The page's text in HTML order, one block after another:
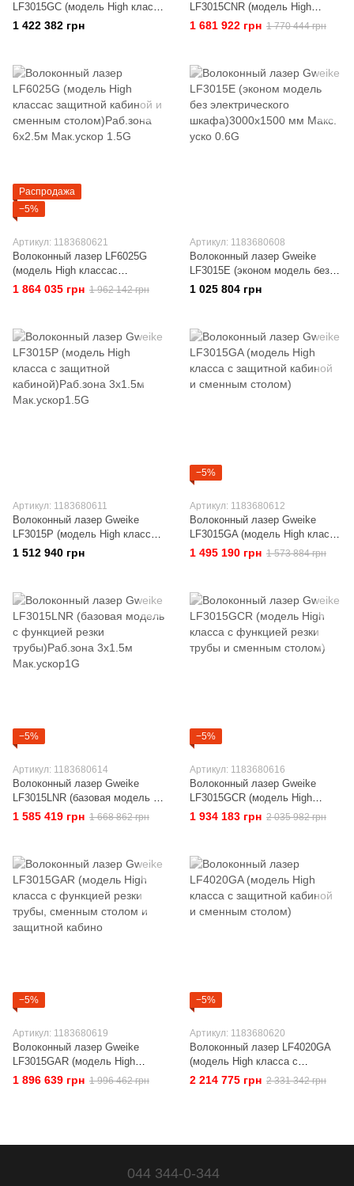
LF3015GC (модель High класса
отдельный электрический
шкаф с кондиционером и
1 422 382 грн
LF3015CNR (модель High
класса с функцией резки
1 681 922 грн 1 770 444 грн
Распродажа
−5%
Артикул: 1183680621
Волоконный лазер LF6025G
(модель High классас
защитной кабиной и сменным
столом)Раб.зона 6x2.5м
1 864 035 грн 1 962 142 грн
Артикул: 1183680608
Волоконный лазер Gweike
LF3015E (эконом модель без
электрического
шкафа)3000x1500 мм Макс.
1 025 804 грн
Артикул: 1183680611
Волоконный лазер Gweike
LF3015P (модель High класса
c защитной кабиной)Раб.зона
3x1.5м Мак.ускор1.5G
1 512 940 грн
−5%
Артикул: 1183680612
Волоконный лазер Gweike
LF3015GA (модель High класса
c защитной кабиной и сменным
1 495 190 грн 1 573 884 грн
−5%
Артикул: 1183680614
Волоконный лазер Gweike
LF3015LNR (базовая модель с
функцией резки
трубы)Раб.зона 3x1.5м
1 585 419 грн 1 668 862 грн
−5%
Артикул: 1183680616
Волоконный лазер Gweike
LF3015GCR (модель High
класса с функцией резки
трубы и сменным столом)
1 934 183 грн 2 035 982 грн
−5%
Артикул: 1183680619
Волоконный лазер Gweike
LF3015GAR (модель High
класса с функцией резки
трубы, сменным столом и
1 896 639 грн 1 996 462 грн
−5%
Артикул: 1183680620
Волоконный лазер LF4020GA
(модель High класса с
защитной кабиной и сменным
2 214 775 грн 2 331 342 грн
044 344-0-344